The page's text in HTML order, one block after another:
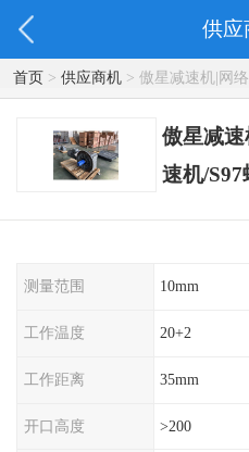
供应
首页> 供应商机> 傲星减速机|网
杆减速机
傲星减
速机/
测量范围 10mm
工作温度 20+2
工作距离 35mm
开口高度 >200